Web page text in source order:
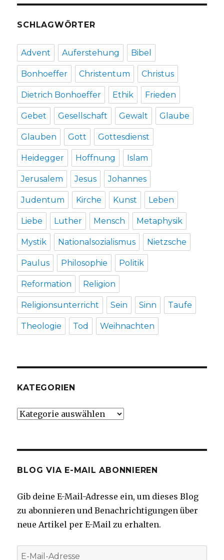
SCHLAGWÖRTER
Advent Auferstehung Bibel
Bonhoeffer Christentum Christus
Dietrich Bonhoeffer Ethik Frieden
Gebet Gesellschaft Gewalt Glaube
Glauben Gott Gottesdienst
Heidegger Hoffnung Islam
Jerusalem Jesus Johannes
Judentum Kirche Kunst Leben
Liebe Luther Mensch Metaphysik
Mystik Nationalsozialismus Nietzsche
Paulus Philosophie Politik
Reformation Religion
Religionsunterricht Sein Sinn Taufe
Theologie Tod Weihnachten
KATEGORIEN
Kategorien
BLOG VIA E-MAIL ABONNIEREN
Gib deine E-Mail-Adresse ein, um dieses Blog
zu abonnieren und Benachrichtigungen über
neue Artikel per E-Mail zu erhalten.
E-